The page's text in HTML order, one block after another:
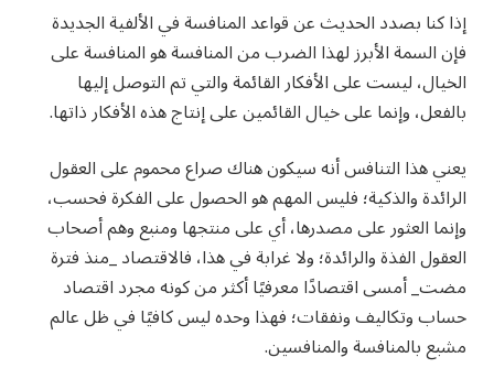
إذا كنا بصدد الحديث عن قواعد المنافسة في الألفية الجديدة
فإن السمة الأبرز لهذا الضرب من المنافسة هو المنافسة على
الخيال، ليست على الأفكار القائمة والتي تم التوصل إليها
بالفعل، وإنما على خيال القائمين على إنتاج هذه الأفكار ذاتها.
يعني هذا التنافس أنه سيكون هناك صراع محموم على العقول
الرائدة والذكية؛ فليس المهم هو الحصول على الفكرة فحسب،
وإنما العثور على مصدرها، أي على منتجها ومنبع وهم أصحاب
العقول الفذة والرائدة؛ ولا غرابة في هذا، فالاقتصاد _منذ فترة
مضت_ أمسى اقتصادًا معرفيًا أكثر من كونه مجرد اقتصاد
حساب وتكاليف ونفقات؛ فهذا وحده ليس كافيًا في ظل عالم
مشبع بالمنافسة والمنافسين.